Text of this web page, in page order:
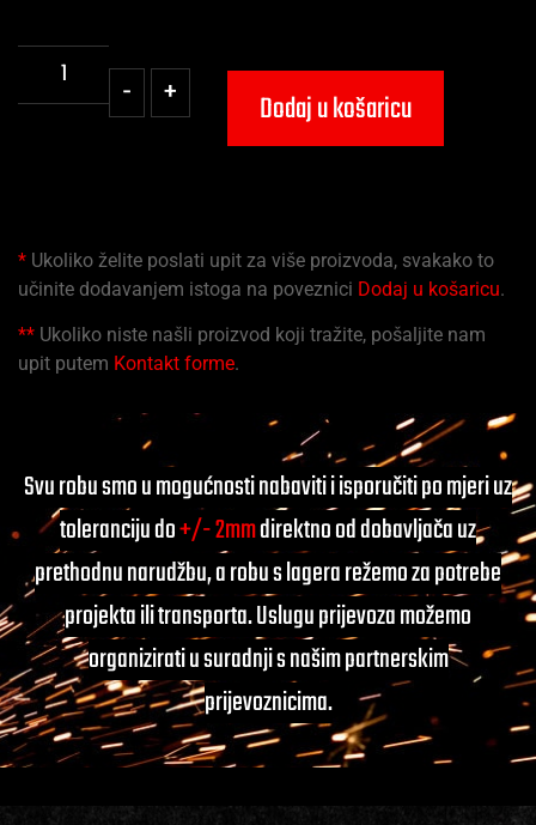
- + Dodaj u košaricu
* Ukoliko želite poslati upit za više proizvoda, svakako to
učinite dodavanjem istoga na poveznici Dodaj u košaricu.
** Ukoliko niste našli proizvod koji tražite, pošaljite nam
upit putem Kontakt forme.
Svu robu smo u mogućnosti nabaviti i isporučiti po mjeri uz
toleranciju do+/- 2mmdirektno od dobavljača uz
prethodnu narudžbu, a robu s lagera režemo za potrebe
projekta ili transporta. Uslugu prijevoza možemo
organizirati u suradnji s našim partnerskim
prijevoznicima.